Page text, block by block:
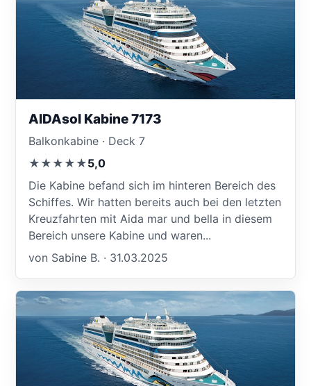
AIDAsol Kabine 7173
Balkonkabine · Deck 7
★★★★★5,0
Die Kabine befand sich im hinteren Bereich des
Schiffes. Wir hatten bereits auch bei den letzten
Kreuzfahrten mit Aida mar und bella in diesem
Bereich unsere Kabine und waren...
von Sabine B. · 31.03.2025